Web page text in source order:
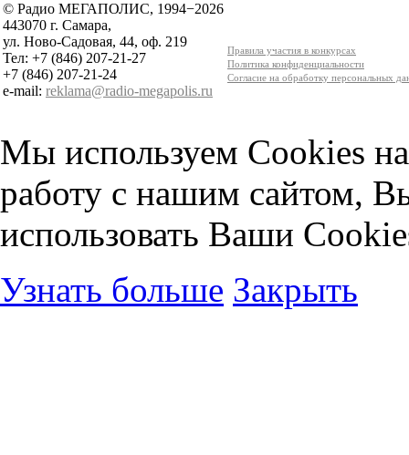
© Радио МЕГАПОЛИС, 1994−2026
443070 г. Самара,
ул. Ново-Садовая, 44, оф. 219
Тел: +7 (846) 207-21-27
+7 (846) 207-21-24
e-mail: reklama@radio-megapolis.ru
Правила участия в конкурсах
Политика конфиденциальности
Согласие на обработку персональных
Мы используем Cookies
работу с нашим сайтом,
использовать Ваши
Узнать больше Закрыть